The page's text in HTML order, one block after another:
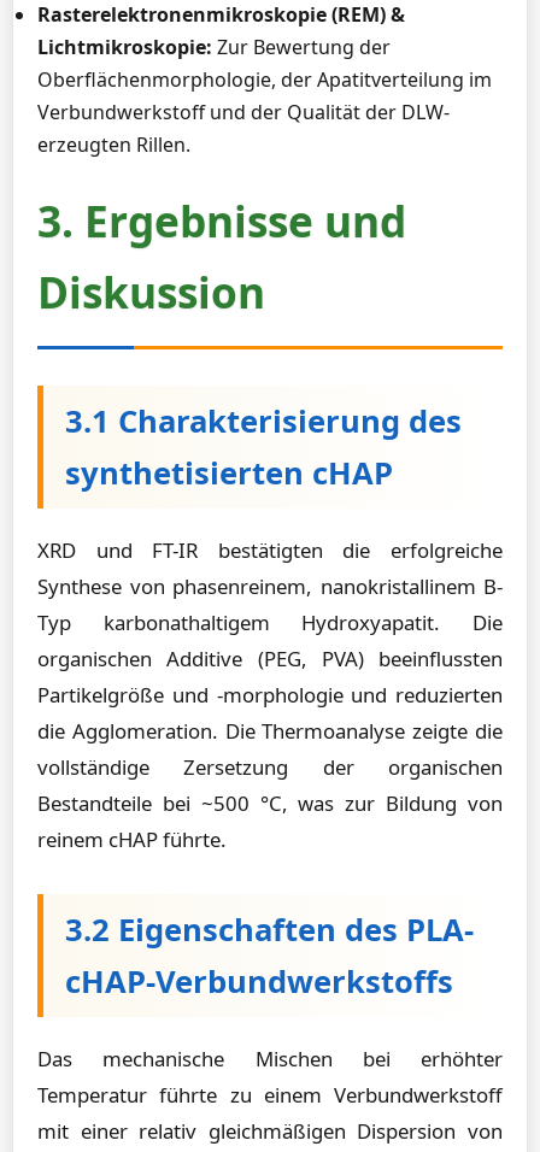
Rasterelektronenmikroskopie (REM) &
Lichtmikroskopie: Zur Bewertung der
Oberflächenmorphologie, der Apatitverteilung im
Verbundwerkstoff und der Qualität der DLW-
erzeugten Rillen.
3. Ergebnisse und
Diskussion
3.1 Charakterisierung des
synthetisierten cHAP
XRD und FT-IR bestätigten die erfolgreiche
Synthese von phasenreinem, nanokristallinem B-
Typ karbonathaltigem Hydroxyapatit. Die
organischen Additive (PEG, PVA) beeinflussten
Partikelgröße und -morphologie und reduzierten
die Agglomeration. Die Thermoanalyse zeigte die
vollständige Zersetzung der organischen
Bestandteile bei ~500 °C, was zur Bildung von
reinem cHAP führte.
3.2 Eigenschaften des PLA-
cHAP-Verbundwerkstoffs
Das mechanische Mischen bei erhöhter
Temperatur führte zu einem Verbundwerkstoff
mit einer relativ gleichmäßigen Dispersion von